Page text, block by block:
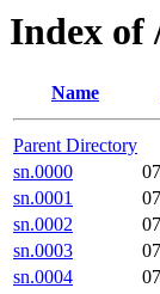
Index of
Name
Parent Directory
sn.0000
sn.0001
sn.0002
sn.0003
sn.0004